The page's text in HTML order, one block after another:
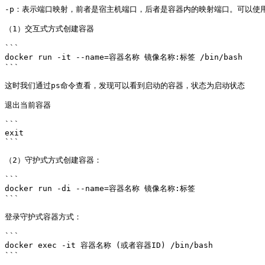
-p：表示端口映射，前者是宿主机端口，后者是容器内的映射端口。可以
（1）交互式方式创建容器
```
docker run -it --name=容器名称 镜像名称:标签 /bin/bash
```
这时我们通过ps命令查看，发现可以看到启动的容器，状态为启动状态
退出当前容器
```
exit
```
（2）守护式方式创建容器：
```
docker run -di --name=容器名称 镜像名称:标签
```
登录守护式容器方式：
```
docker exec -it 容器名称 (或者容器ID) /bin/bash
```